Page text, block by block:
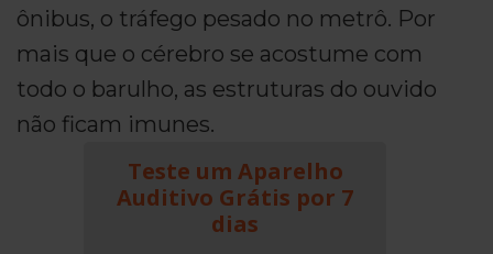
ônibus, o tráfego pesado no metrô. Por
mais que o cérebro se acostume com
todo o barulho, as estruturas do ouvido
não ficam imunes.
Teste um Aparelho
Auditivo Grátis por 7
dias